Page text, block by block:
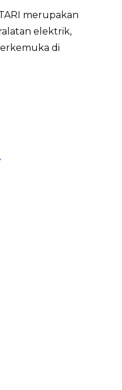
merupakan
elektrik,
di